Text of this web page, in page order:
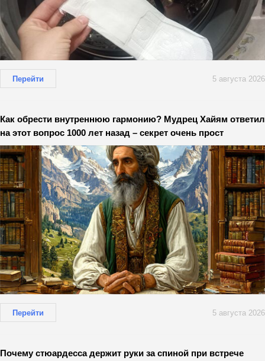
Перейти 5 августа 2026
Как обрести внутреннюю гармонию? Мудрец Хайям ответил
на этот вопрос 1000 лет назад – секрет очень прост
Перейти 5 августа 2026
Почему стюардесса держит руки за спиной при встрече